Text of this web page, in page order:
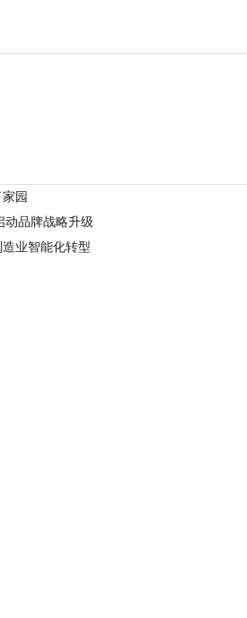
园
动品牌战略升级
业智能化转型